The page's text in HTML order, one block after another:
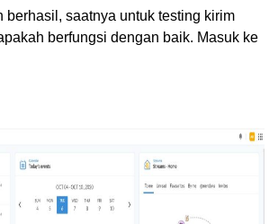
berhasil, saatnya untuk testing kirim
berfungsi dengan baik. Masuk ke